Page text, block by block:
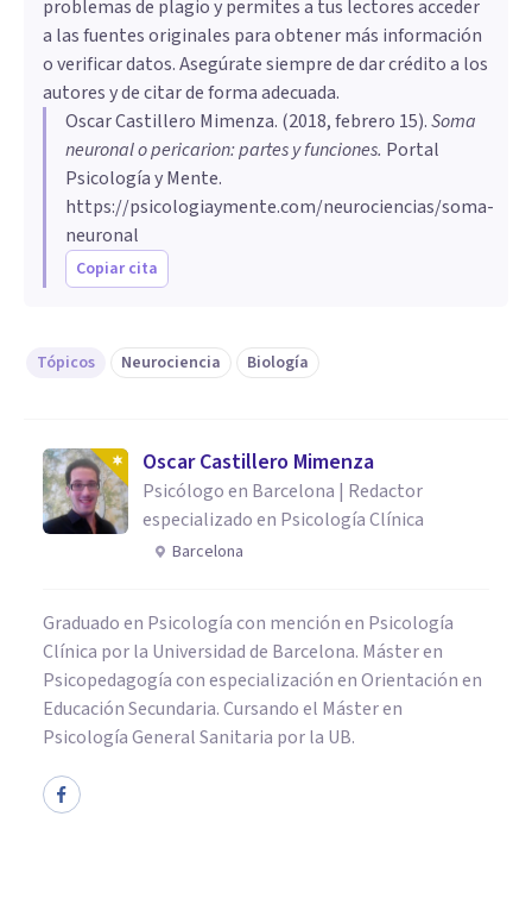
problemas de plagio y permites a tus lectores acceder
a las fuentes originales para obtener más información
o verificar datos. Asegúrate siempre de dar crédito a los
autores y de citar de forma adecuada.
Oscar Castillero Mimenza. (2018, febrero 15).Soma
neuronal o pericarion: partes y funciones. Portal
Psicología y Mente.
https://psicologiaymente.com/neurociencias/soma-
neuronal
Copiar cita
Tópicos Neurociencia Biología
Oscar Castillero Mimenza
Psicólogo en Barcelona | Redactor
especializado en Psicología Clínica
Barcelona
Graduado en Psicología con mención en Psicología
Clínica por la Universidad de Barcelona. Máster en
Psicopedagogía con especialización en Orientación en
Educación Secundaria. Cursando el Máster en
Psicología General Sanitaria por la UB.